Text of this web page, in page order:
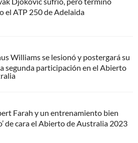
el ATP 250 de Adelaida
Williams se lesionó y postergará su
segunda participación en el Abierto
Farah y un entrenamiento bien
de cara el Abierto de Australia 2023